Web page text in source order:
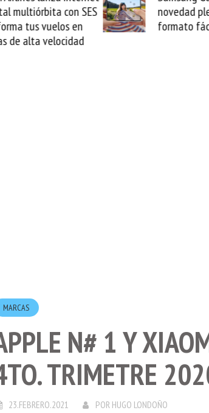
multiórbita con SES
tus vuelos en
de alta velocidad
novedad
formato
MARCAS
N# 1 Y
TRIMETRE
23.FEBRERO.2021 POR HUGO LONDOÑO